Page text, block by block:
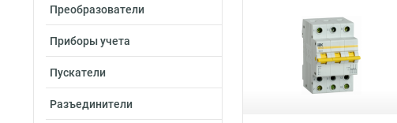
Преобразователи
Приборы учета
Пускатели
Разъединители